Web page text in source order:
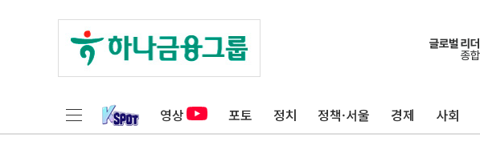
영상 포토 정치 정책·서울 경제 사회